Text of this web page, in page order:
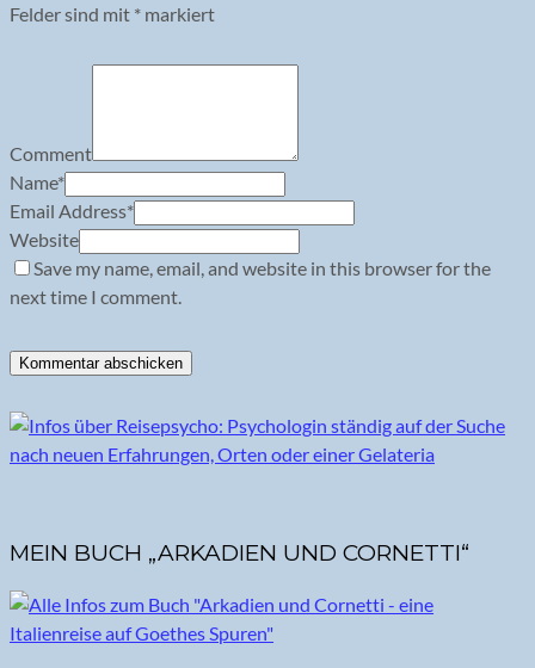
Felder sind mit * markiert
Comment
Name*
Email Address*
Website
Save my name, email, and website in this browser for the
next time I comment.
MEIN BUCH „ARKADIEN UND CORNETTI“